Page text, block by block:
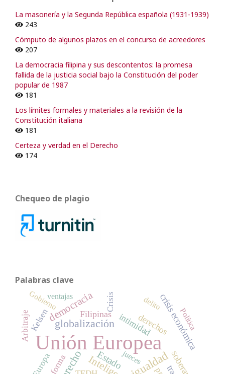
La masonería y la Segunda República española (1931-1939)
243
Cómputo de algunos plazos en el concurso de acreedores
207
La democracia filipina y sus descontentos: la promesa
fallida de la justicia social bajo la Constitución del poder
popular de 1987
181
Los límites formales y materiales a la revisión de la
Constitución italiana
181
Certeza y verdad en el Derecho
174
Chequeo de plagio
Palabras clave
Unión Europea
igualdad
globalización
democracia crisis económica
Estado
intimidad
Filipinas derechos
Crisis
reforma
Europa
ArbitrajeKelsen Política
Gobierno
jueces
delito
ventajas